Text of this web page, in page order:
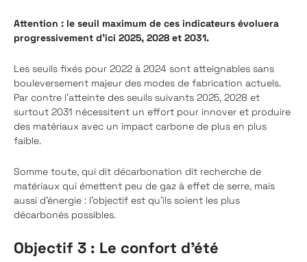
Attention : le seuil maximum de ces indicateurs évoluera
progressivement d’ici 2025, 2028 et 2031.
Les seuils fixés pour 2022 à 2024 sont atteignables sans
bouleversement majeur des modes de fabrication actuels.
Par contre l’atteinte des seuils suivants 2025, 2028 et
surtout 2031 nécessitent un effort pour innover et produire
des matériaux avec un impact carbone de plus en plus
faible.
Somme toute, qui dit décarbonation dit recherche de
matériaux qui émettent peu de gaz à effet de serre, mais
aussi d’énergie : l’objectif est qu’ils soient les plus
décarbonés possibles.
Objectif 3 : Le confort d’été